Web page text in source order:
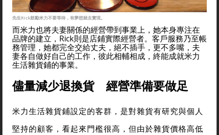
先生Rick鼓勵米力不要等待，有夢想就去實現。
而米力也將夫妻關係的經營帶到事業上，她本身專注在
品牌的建立，Rick則是店鋪實際經營者。客戶服務乃至帳
務管理，她都完全交給丈夫，絕不插手，更不多嘴，夫
妻各自做好自己的工作，彼此相輔相成，終能成就米力
生活雜貨鋪的事業。
儘量減少退換貨 經營準備要做足
米力生活雜貨鋪設定的客群，是對雜貨有研究與個人
堅持的顧客，看起來門檻很高，但由於雜貨價格高低